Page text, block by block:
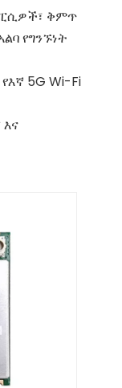
ቅምጥ
የግንኙነት
5G Wi-Fi